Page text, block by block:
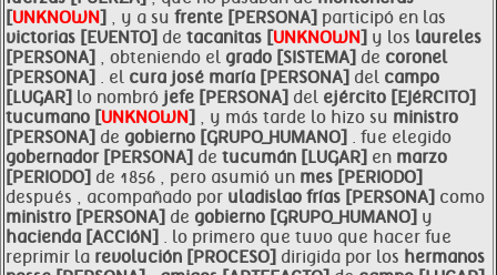
[UNKNOWN] , y a su frente [PERSONA] participó en las
victorias [EVENTO] de tacanitas [UNKNOWN] y los laureles
[PERSONA] , obteniendo el grado [SISTEMA] de coronel
[PERSONA] . el cura josé maría [PERSONA] del campo
[LUGAR] lo nombró jefe [PERSONA] del ejército [EJéRCITO]
tucumano [UNKNOWN] , y más tarde lo hizo su ministro
[PERSONA] de gobierno [GRUPO_HUMANO] . fue elegido
gobernador [PERSONA] de tucumán [LUGAR] en marzo
[PERIODO] de 1856 , pero asumió un mes [PERIODO]
después , acompañado por uladislao frías [PERSONA] como
ministro [PERSONA] de gobierno [GRUPO_HUMANO] y
hacienda [ACCIóN] . lo primero que tuvo que hacer fue
reprimir la revolución [PROCESO] dirigida por los hermanos